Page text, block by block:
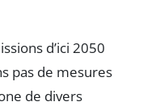
d’ici 2050
pas de mesures
de divers